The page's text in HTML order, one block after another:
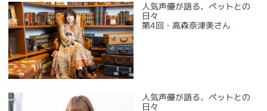
人気声優が語る、ペットとの
日々
第4回・高森奈津美さん
人気声優が語る、ペットとの
日々